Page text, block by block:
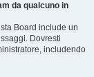
da qualcuno in
Board include un
Dovresti
includendo